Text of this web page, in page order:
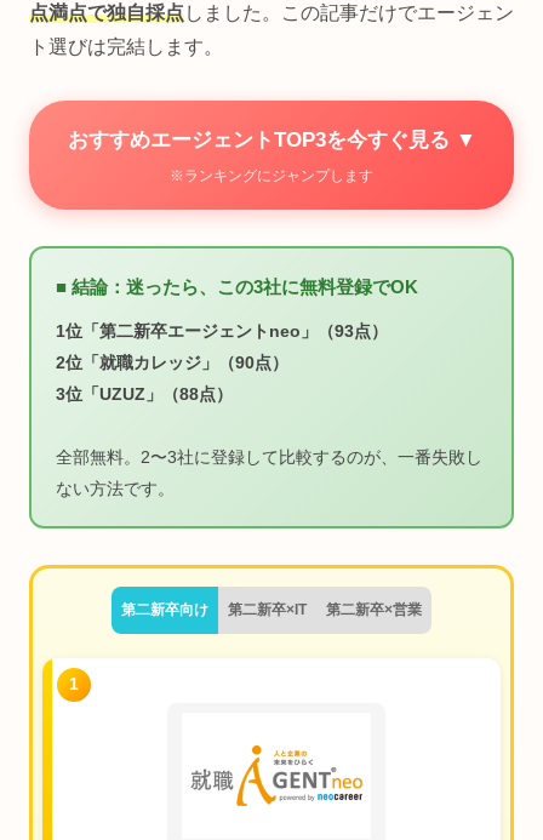
点満点で独自採点しました。この記事だけでエージェン
ト選びは完結します。
おすすめエージェントTOP3を今すぐ見る ▼
※ランキングにジャンプします
■ 結論：迷ったら、この3社に無料登録でOK
1位「第二新卒エージェントneo」（93点）
2位「就職カレッジ」（90点）
3位「UZUZ」（88点）
全部無料。2〜3社に登録して比較するのが、一番失敗し
ない方法です。
第二新卒向け 第二新卒×IT 第二新卒×営業
1